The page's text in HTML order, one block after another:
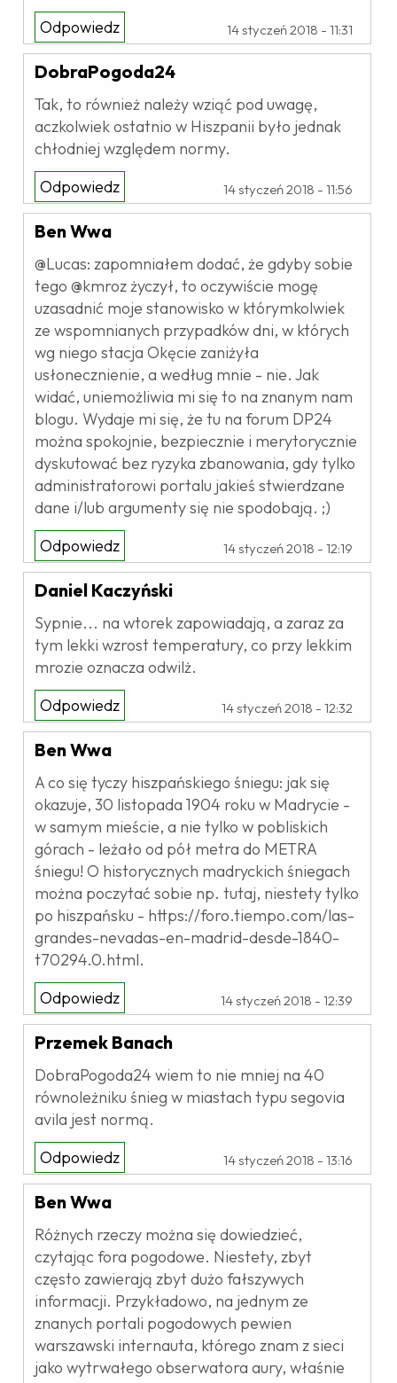
14 styczeń 2018 - 11:31
Odpowiedz
DobraPogoda24
Tak, to również należy wziąć pod uwagę,
aczkolwiek ostatnio w Hiszpanii było jednak
chłodniej względem normy.
14 styczeń 2018 - 11:56
Odpowiedz
Ben Wwa
@Lucas: zapomniałem dodać, że gdyby sobie
tego @kmroz życzył, to oczywiście mogę
uzasadnić moje stanowisko w którymkolwiek
ze wspomnianych przypadków dni, w których
wg niego stacja Okęcie zaniżyła
usłonecznienie, a według mnie - nie. Jak
widać, uniemożliwia mi się to na znanym nam
blogu. Wydaje mi się, że tu na forum DP24
można spokojnie, bezpiecznie i merytorycznie
dyskutować bez ryzyka zbanowania, gdy tylko
administratorowi portalu jakieś stwierdzane
dane i/lub argumenty się nie spodobają. ;)
14 styczeń 2018 - 12:19
Odpowiedz
Daniel Kaczyński
Sypnie... na wtorek zapowiadają, a zaraz za
tym lekki wzrost temperatury, co przy lekkim
mrozie oznacza odwilż.
14 styczeń 2018 - 12:32
Odpowiedz
Ben Wwa
A co się tyczy hiszpańskiego śniegu: jak się
okazuje, 30 listopada 1904 roku w Madrycie -
w samym mieście, a nie tylko w pobliskich
górach - leżało od pół metra do METRA
śniegu! O historycznych madryckich śniegach
można poczytać sobie np. tutaj, niestety tylko
po hiszpańsku - https://foro.tiempo.com/las-
grandes-nevadas-en-madrid-desde-1840-
t70294.0.html.
14 styczeń 2018 - 12:39
Odpowiedz
Przemek Banach
DobraPogoda24 wiem to nie mniej na 40
równoleżniku śnieg w miastach typu segovia
avila jest normą.
14 styczeń 2018 - 13:16
Odpowiedz
Ben Wwa
Różnych rzeczy można się dowiedzieć,
czytając fora pogodowe. Niestety, zbyt
często zawierają zbyt dużo fałszywych
informacji. Przykładowo, na jednym ze
znanych portali pogodowych pewien
warszawski internauta, którego znam z sieci
jako wytrwałego obserwatora aury, właśnie